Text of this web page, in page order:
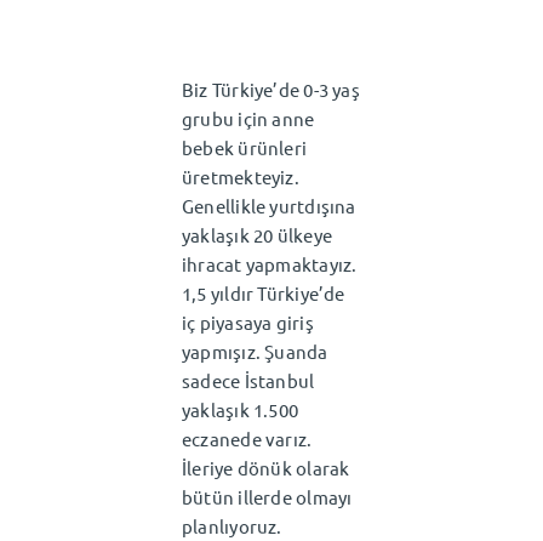
Biz Türkiye’de 0-3 yaş
grubu için anne
bebek ürünleri
üretmekteyiz.
Genellikle yurtdışına
yaklaşık 20 ülkeye
ihracat yapmaktayız.
1,5 yıldır Türkiye’de
iç piyasaya giriş
yapmışız. Şuanda
sadece İstanbul
yaklaşık 1.500
eczanede varız.
İleriye dönük olarak
bütün illerde olmayı
planlıyoruz.